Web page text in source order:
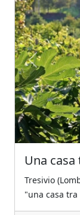
Previous
Una
Tresivio
"una casa